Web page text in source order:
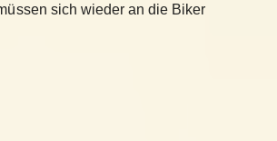
sich wieder an die Biker